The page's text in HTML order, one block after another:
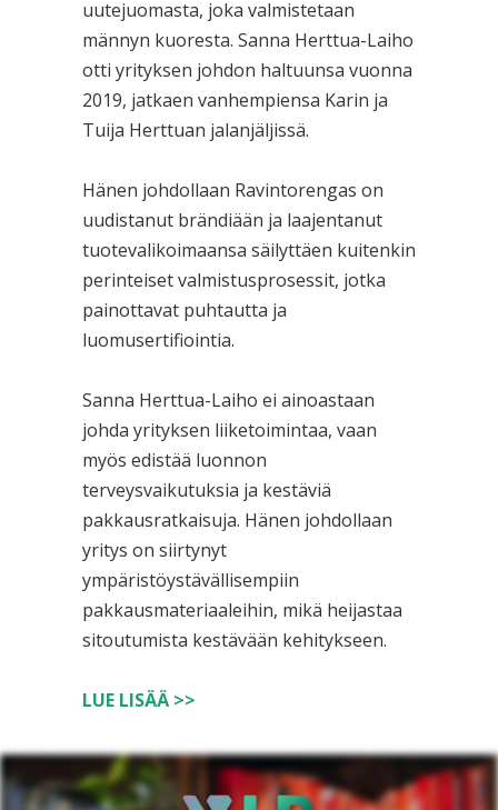
uutejuomasta, joka valmistetaan
männyn kuoresta. Sanna Herttua-Laiho
otti yrityksen johdon haltuunsa vuonna
2019, jatkaen vanhempiensa Karin ja
Tuija Herttuan jalanjäljissä.
Hänen johdollaan Ravintorengas on
uudistanut brändiään ja laajentanut
tuotevalikoimaansa säilyttäen kuitenkin
perinteiset valmistusprosessit, jotka
painottavat puhtautta ja
luomusertifiointia.
Sanna Herttua-Laiho ei ainoastaan
johda yrityksen liiketoimintaa, vaan
myös edistää luonnon
terveysvaikutuksia ja kestäviä
pakkausratkaisuja. Hänen johdollaan
yritys on siirtynyt
ympäristöystävällisempiin
pakkausmateriaaleihin, mikä heijastaa
sitoutumista kestävään kehitykseen.
LUE LISÄÄ >>